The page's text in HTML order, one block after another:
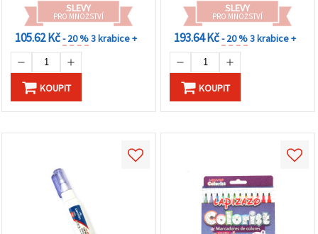
SLEVY
PRO MNOŽSTVÍ
105.62 Kč- 20 %3 krabice +
KOUPIT
SLEVY
PRO MNOŽSTVÍ
193.64 Kč- 20 %3 krabice +
KOUPIT